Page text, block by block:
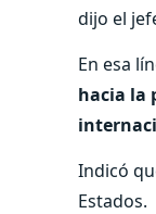
dijo el
En esa
hacia la
Indicó
Estados.